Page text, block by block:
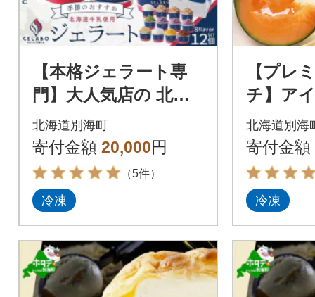
【本格ジェラート専
門】大人気店の 北海
道 ジェラートセット
12個 ギフト アイスク
リーム 好きにも
北海道別海町
寄付金額 20,000円
（5件）
冷凍
【プレ
チ】ア
食べ比
計
ク メロ
北海道別海
寄付金額
冷凍